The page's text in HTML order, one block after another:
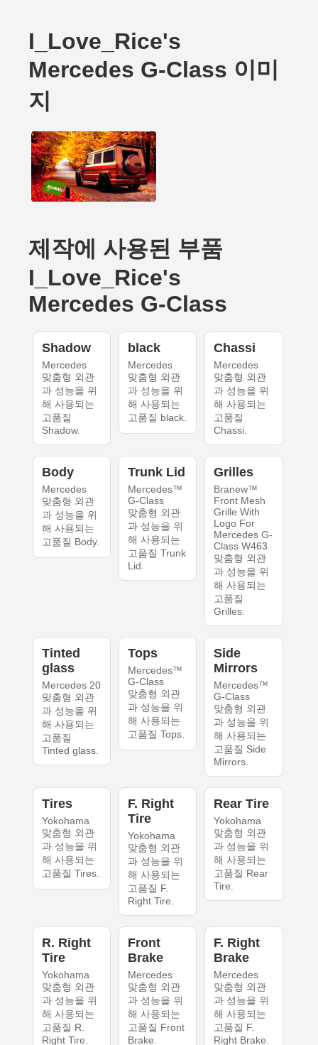
I_Love_Rice's
Mercedes G-Class 이미
지
제작에 사용된 부품
I_Love_Rice's
Mercedes G-Class
Shadow
Mercedes
맞춤형 외관
과 성능을 위
해 사용되는
고품질
Shadow.
black
Mercedes
맞춤형 외관
과 성능을 위
해 사용되는
고품질 black.
Chassi
Mercedes
맞춤형 외관
과 성능을 위
해 사용되는
고품질
Chassi.
Body
Mercedes
맞춤형 외관
과 성능을 위
해 사용되는
고품질 Body.
Trunk Lid
Mercedes™
G-Class
맞춤형 외관
과 성능을 위
해 사용되는
고품질 Trunk
Lid.
Grilles
Branew™
Front Mesh
Grille With
Logo For
Mercedes G-
Class W463
맞춤형 외관
과 성능을 위
해 사용되는
고품질
Grilles.
Tinted
glass
Mercedes 20
맞춤형 외관
과 성능을 위
해 사용되는
고품질
Tinted glass.
Tops
Mercedes™
G-Class
맞춤형 외관
과 성능을 위
해 사용되는
고품질 Tops.
Side
Mirrors
Mercedes™
G-Class
맞춤형 외관
과 성능을 위
해 사용되는
고품질 Side
Mirrors.
Tires
Yokohama
맞춤형 외관
과 성능을 위
해 사용되는
고품질 Tires.
F. Right
Tire
Yokohama
맞춤형 외관
과 성능을 위
해 사용되는
고품질 F.
Right Tire.
Rear Tire
Yokohama
맞춤형 외관
과 성능을 위
해 사용되는
고품질 Rear
Tire.
R. Right
Tire
Yokohama
맞춤형 외관
과 성능을 위
해 사용되는
고품질 R.
Right Tire.
Front
Brake
Mercedes
맞춤형 외관
과 성능을 위
해 사용되는
고품질 Front
Brake.
F. Right
Brake
Mercedes
맞춤형 외관
과 성능을 위
해 사용되는
고품질 F.
Right Brake.